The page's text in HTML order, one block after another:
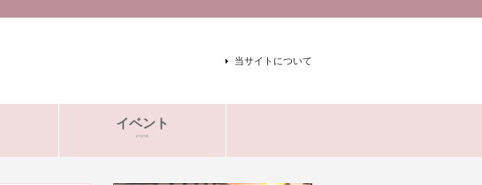
当サイトについて
イベント
event